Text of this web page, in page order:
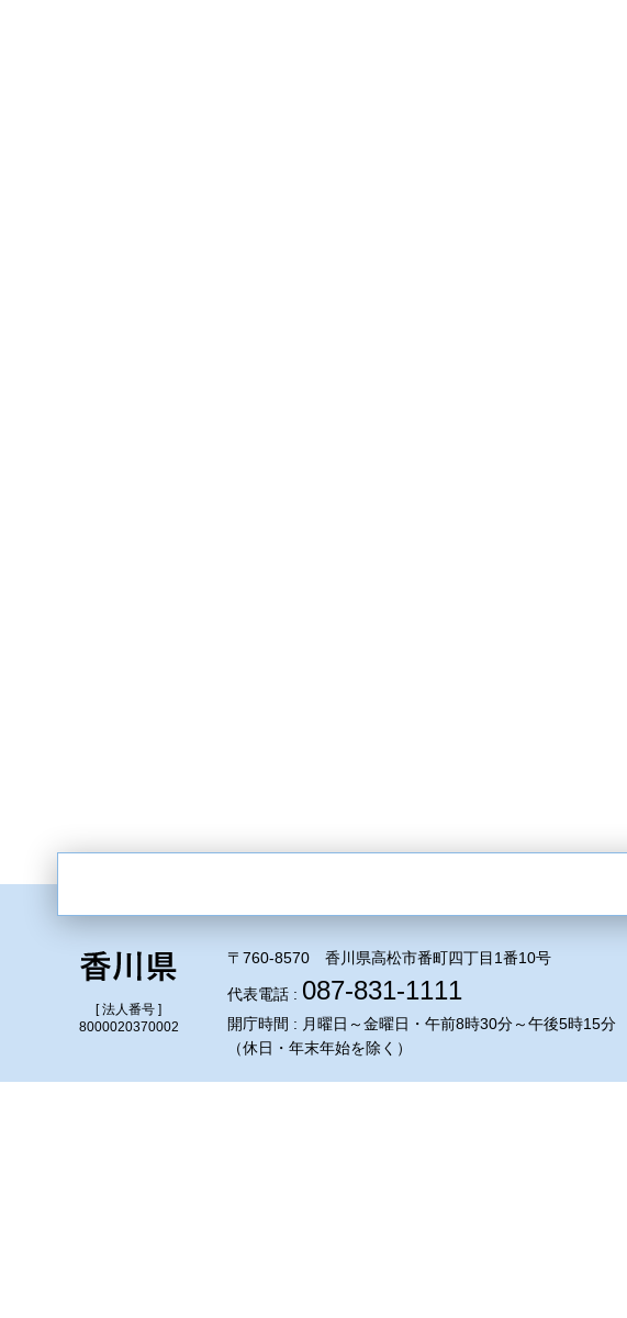
[ 法人番号 ]
8000020370002
〒760-8570 香川県高松市番町四丁目1番10号
代表電話 : 087-831-1111
開庁時間 : 月曜日～金曜日・午前8時30分～午後5時15分
（休日・年末年始を除く）